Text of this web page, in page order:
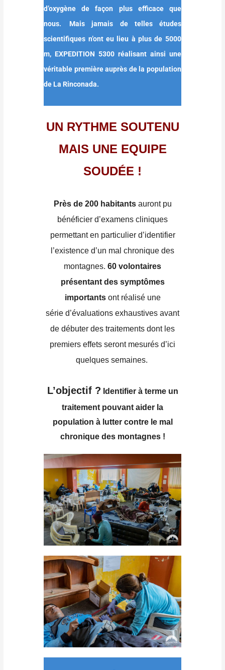
d’oxygène de façon plus efficace que
nous.
Mais jamais de telles études
scientifiques n’ont eu lieu à plus de 5000
m, EXPEDITION 5300 réalisant ainsi une
véritable premièreauprès de la population
de La Rinconada.
UN RYTHME SOUTENU
MAIS UNE EQUIPE
SOUDÉE !
Près de 200 habitants auront pu
bénéficier d’examens cliniques
permettant en particulier d’identifier
l’existence d’un mal chronique des
montagnes. 60 volontaires
présentant des symptômes
importantsont réalisé une
série d’évaluations exhaustives avant
de débuter des traitements dont les
premiers effets seront mesurés d’ici
quelques semaines.
L’objectif ? Identifier à terme un
traitement pouvant aider la
population à lutter contre le mal
chronique des montagnes !